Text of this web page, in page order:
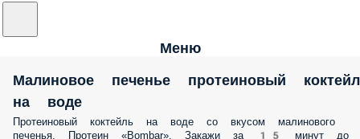
Меню
Малиновое печенье протеиновый
на воде
Протеиновый коктейль на воде со вкусом малинового
печенья. Протеин «Bombar». Закажи за 15 минут до